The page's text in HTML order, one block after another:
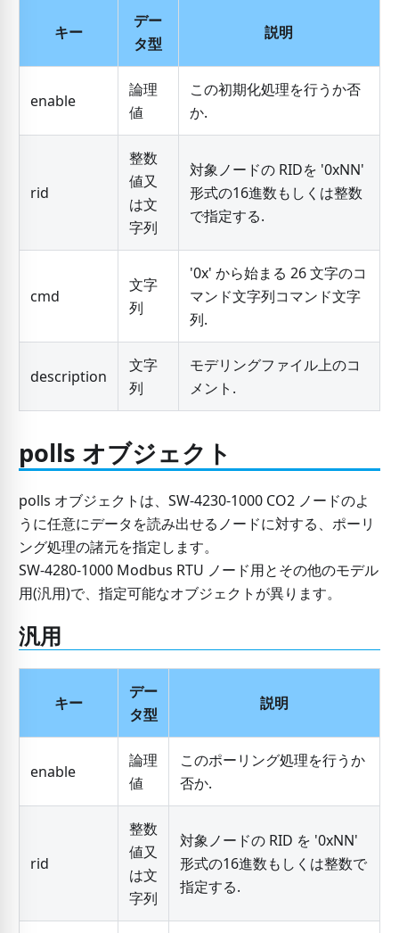
キー
デー
タ型
説明
enable
論理
値
この初期化処理を行うか否
か.
rid
整数
値又
は文
字列
対象ノードの RIDを '0xNN'
形式の16進数もしくは整数
で指定する.
cmd
文字
列
'0x' から始まる 26 文字のコ
マンド文字列コマンド文字
列.
description
文字
列
モデリングファイル上のコ
メント.
polls オブジェクト
polls オブジェクトは、SW-4230-1000 CO2 ノードのよ
うに任意にデータを読み出せるノードに対する、ポーリ
ング処理の諸元を指定します。
SW-4280-1000 Modbus RTU ノード用とその他のモデル
用(汎用)で、指定可能なオブジェクトが異ります。
汎用
キー
デー
タ型
説明
enable
論理
値
このポーリング処理を行うか
否か.
rid
整数
値又
は文
字列
対象ノードの RID を '0xNN'
形式の16進数もしくは整数で
指定する.